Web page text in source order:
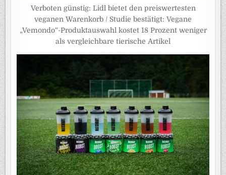
Verboten günstig: Lidl bietet den preiswertesten
veganen Warenkorb / Studie bestätigt: Vegane
„Vemondo“-Produktauswahl kostet 18 Prozent weniger
als vergleichbare tierische Artikel